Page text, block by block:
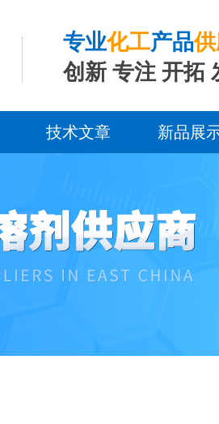
专业化工产品
创新 专注 开拓
技术文章 新品展